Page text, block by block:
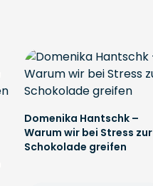
Domenika Hantschk –
Warum wir bei Stress zur
Schokolade greifen